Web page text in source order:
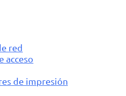
red
acceso
de impresión